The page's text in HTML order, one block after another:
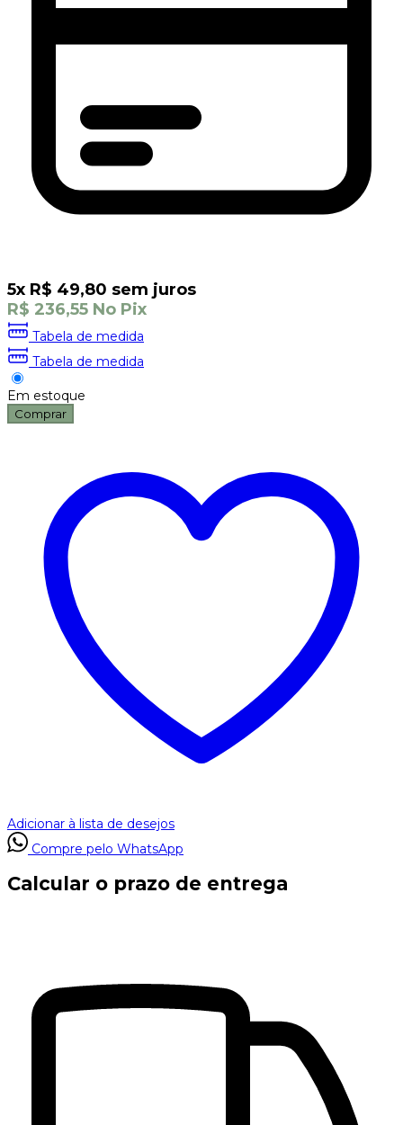
5x R$ 49,80 sem juros
R$ 236,55 No Pix
Tabela de medida
Tabela de medida
Em estoque
Comprar
Adicionar à lista de desejos
Compre pelo WhatsApp
Calcular o prazo de entrega